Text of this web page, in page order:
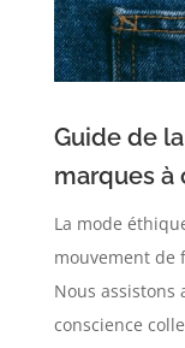
Guide de
marques à
La mode
mouvement de
Nous
conscience